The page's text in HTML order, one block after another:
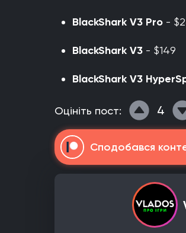
BlackShark V3 Pro -
BlackShark V3 - $149
BlackShark V3
Оцініть пост: 4
Сподобався